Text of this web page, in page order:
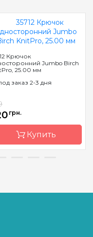
Крючок
Jumbo Birch
25.00 мм
заказ 2-3 дня
грн.
Купить
Индия